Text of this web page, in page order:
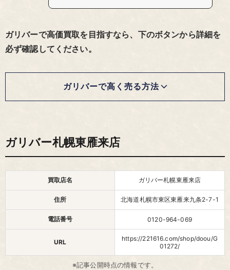
ガリバーで高価買取を目指すなら、下のボタンから詳細を
必ず確認してください。
ガリバーで高く売る方法
ガリバー札幌東雁来店
買取店名 ガリバー札幌東雁来店
住所 北海道札幌市東区東雁来九条2-7-1
電話番号 0120-964-069
URL
https://221616.com/shop/doou/G
01272/
※記事公開時点の情報です。